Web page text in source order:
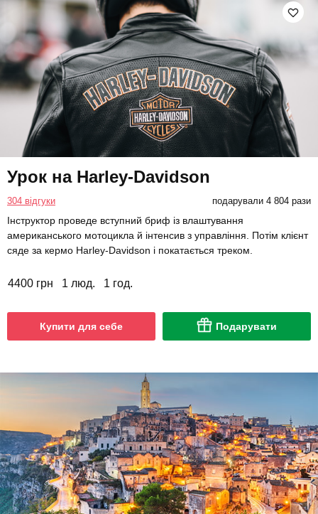
Урок на Harley-Davidson
304 відгуки подарували 4 804 рази
Інструктор проведе вступний бриф із влаштування
американського мотоцикла й інтенсив з управління. Потім клієнт
сяде за кермо Harley-Davidson і покатається треком.
4400 грн 1 люд. 1 год.
Купити для себе Подарувати